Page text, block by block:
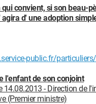
qui convient, si son beau-
agira d' une adoption
public.fr/
l'enfant de son conjoint
14.08.2013 - Direction de
(Premier ministre)